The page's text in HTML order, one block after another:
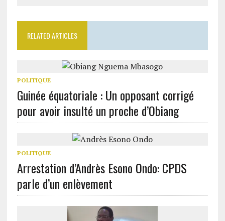
RELATED ARTICLES
POLITIQUE
Guinée équatoriale : Un opposant corrigé
pour avoir insulté un proche d’Obiang
POLITIQUE
Arrestation d’Andrès Esono Ondo: CPDS
parle d’un enlèvement